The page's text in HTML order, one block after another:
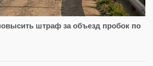
штраф за объезд пробок по